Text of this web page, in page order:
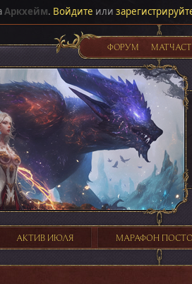
Аркхейм. Войдите или
ФОРУМ
АКТИВ ИЮЛЯ МАРАФОН